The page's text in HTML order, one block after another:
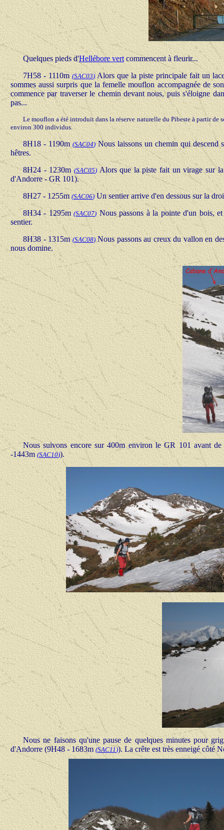
Quelques pieds d'Hellébore vertcommencent à fleurir...
7H58 - 1110m(SAC03)Alors que la piste principale fait un
sommes aussi surpris que la femelle mouflon accompagnée de
commence par traverser le chemin devant nous, puis s'éloigne
pas...
Le mouflon a été introduit dans la réserve naturelle du Pibeste à partir
environ 300 individus.
8H18 - 1190m (SAC04)Nous laissons un chemin qui descend
hêtres.
8H24 - 1230m (SAC05)Alors que la piste fait un virage sur
d'Andorre - GR 101).
8H27 - 1255m (SAC06)Un sentier arrive d'en dessous sur la
8H34 - 1295m(SAC07)Nous passons à la pointe d'un bois,
sentier.
8H38 - 1315m(SAC08)Nous passons au creux du vallon en
nous domine.
Nous suivons encore sur 400m environ le GR 101 avant
-1443m (SAC10)).
Nous ne faisons qu'une pause de quelques minutes pour
d'Andorre (9H48 - 1683m (SAC11)). La crête est très enneigé côté